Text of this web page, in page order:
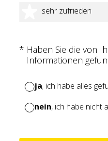
sehr zufrieden
5 Sterne
* Haben Sie die von
Informationen
(Erforderlich.)
ja, ich habe alles
nein, ich habe nicht